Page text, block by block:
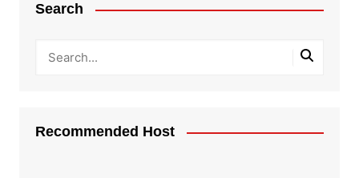
Search
Recommended Host